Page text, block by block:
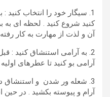
1. سیگار خود را انتخاب
کنید شروع کنید . لحظه ای
آن و لذت از مهارت به کار
2. به آرامی استنشاق کنید :
آرامی بو کنید تا عطرهای
3. شعله ور شدن و استنشاق
آرام و پیوسته بکشید . در